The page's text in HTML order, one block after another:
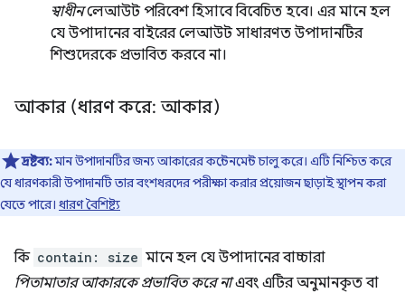
স্বাধীনলেআউট পরিবেশ হিসাবে বিবেচিত হবে। এর মানে হল
যে উপাদানের বাইরের লেআউট সাধারণত উপাদানটির
শিশুদেরকে প্রভাবিত করবে না।
আকার (ধারণ করে: আকার)
দ্রষ্টব্য:মান উপাদানটির জন্য আকারের কন্টেনমেন্ট চালু করে। এটি নিশ্চিত করে
যে ধারণকারী উপাদানটি তার বংশধরদের পরীক্ষা করার প্রয়োজন ছাড়াই স্থাপন করা
যেতে পারে। ধারণ বৈশিষ্ট্য
কি contain: size মানে হল যে উপাদানের বাচ্চারা
পিতামাতার আকারকে প্রভাবিত করে নাএবং এটির অনুমানকৃত বা